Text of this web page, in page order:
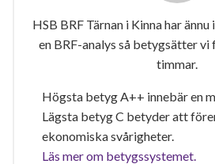
HSB BRF Tärnan i Kinna har
en BRF-analys så betygsätter vi
timmar.
Högsta betyg A++ innebär en
Lägsta betyg C betyder att
ekonomiska svårigheter.
Läs mer om betygssystemet.